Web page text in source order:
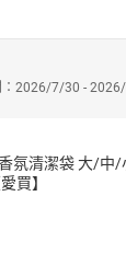
品成分皆標示於
參照實際商品為
：2026/7/30 -
氛清潔袋 大/中/
買】